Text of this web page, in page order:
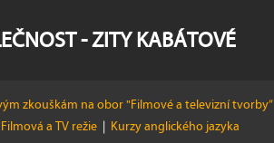
- ZITY KABÁTOVÉ
zkouškám na obor "Filmové a televizní tvorby”
Filmová a TV režie | Kurzy anglického jazyka